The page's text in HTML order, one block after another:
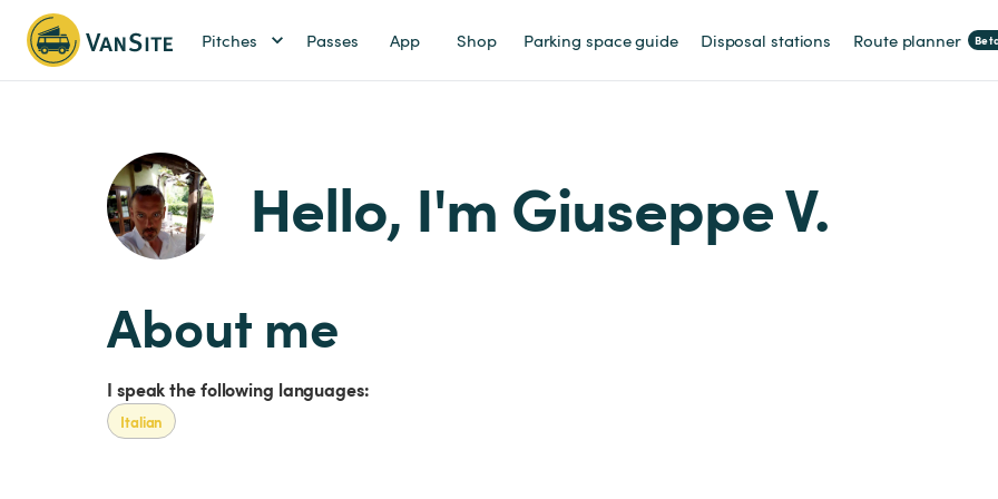
Pitches Passes App Shop Parking space guide Disposal stations Route planner
Hello, I'm Giuseppe V.
About me
I speak the following languages:
Italian